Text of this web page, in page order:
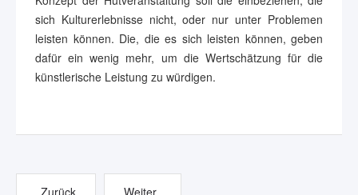
sich Kulturerlebnisse nicht, oder nur unter Problemen
leisten können. Die, die es sich leisten können, geben
dafür ein wenig mehr, um die Wertschätzung für die
künstlerische Leistung zu würdigen.
Zurück Weiter